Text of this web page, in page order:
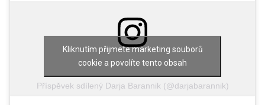
Příspěvek sdílený Darja Barannik (@darjabarannik)
Kliknutím přijmete marketing souborů
cookie a povolíte tento obsah